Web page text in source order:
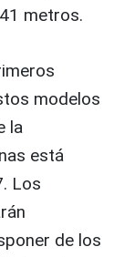
metros.
modelos
la
está
Los
de los